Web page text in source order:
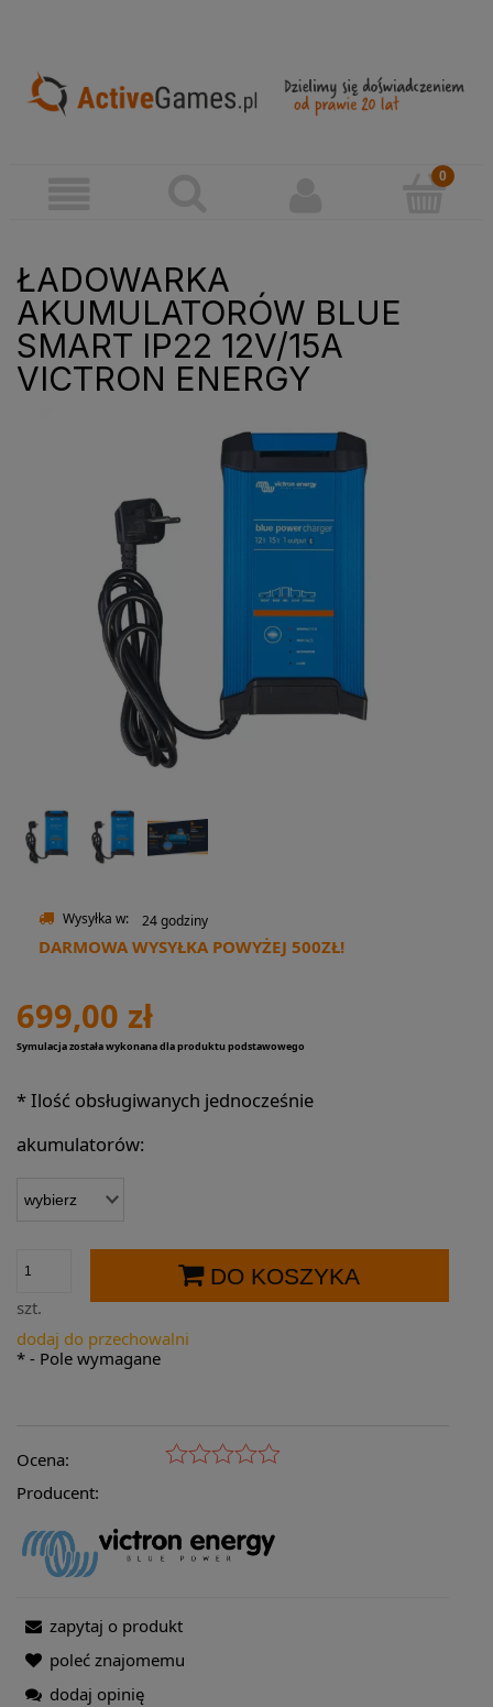
ŁADOWARKA
AKUMULATORÓW BLUE
SMART IP22 12V/15A
VICTRON ENERGY
Wysyłka w: 24 godziny
DARMOWA WYSYŁKA POWYŻEJ 500ZŁ!
699,00 zł
Symulacja została wykonana dla produktu podstawowego
*Ilość obsługiwanych jednocześnie
akumulatorów:
szt.
DO KOSZYKA
dodaj do przechowalni
* - Pole wymagane
Ocena:
Producent:
zapytaj o produkt
poleć znajomemu
dodaj opinię